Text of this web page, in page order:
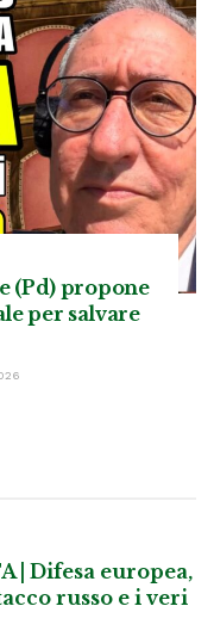
(Pd) propone
per salvare
| Difesa europea,
russo e i veri